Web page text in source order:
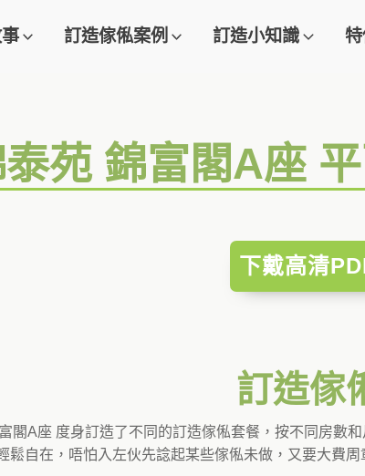
訂造傢俬案例 訂造小知識
苑 錦富閣A座
下戴高清
訂造傢
閣A座 度身訂造了不同的訂造傢俬套餐，按不同房數
鬆自在，唔怕入左伙先諗起某些傢俬未做，又要大費